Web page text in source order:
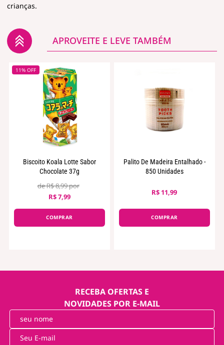
crianças.
APROVEITE E LEVE TAMBÉM
11% OFF
Biscoito Koala Lotte Sabor
Chocolate 37g
R$ 8,99
R$ 7,99
COMPRAR
Palito De Madeira Entalhado -
850 Unidades
R$ 11,99
COMPRAR
RECEBA OFERTAS E
NOVIDADES POR E-MAIL